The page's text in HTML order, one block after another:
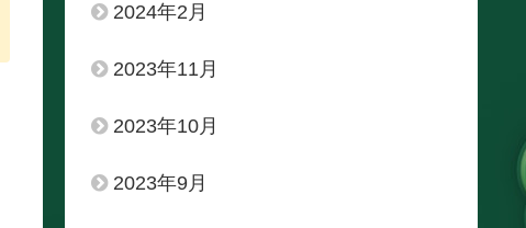
2024年2月
2023年11月
2023年10月
2023年9月